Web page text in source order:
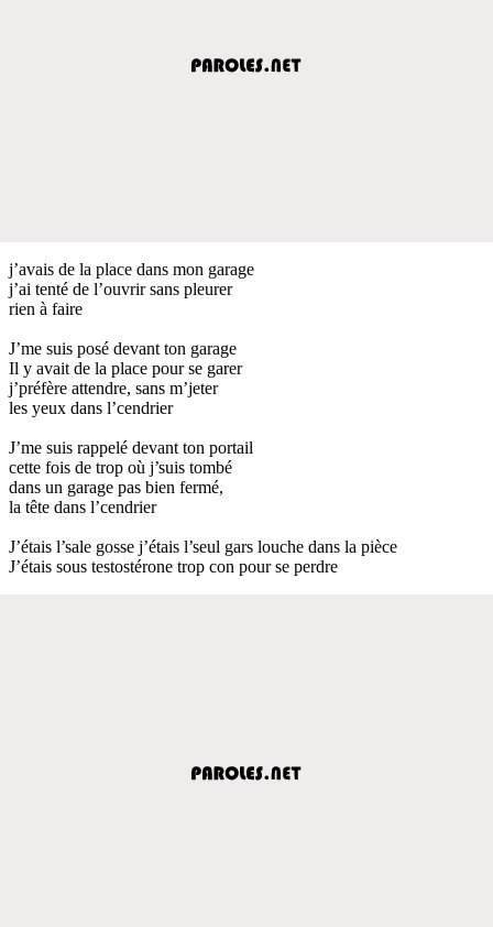
j’avais de la place dans mon garage
j’ai tenté de l’ouvrir sans pleurer
rien à faire
J’me suis posé devant ton garage
Il y avait de la place pour se garer
j’préfère attendre, sans m’jeter
les yeux dans l’cendrier
J’me suis rappelé devant ton portail
cette fois de trop où j’suis tombé
dans un garage pas bien fermé,
la tête dans l’cendrier
J’étais l’sale gosse j’étais l’seul gars louche dans la pièce
J’étais sous testostérone trop con pour se perdre